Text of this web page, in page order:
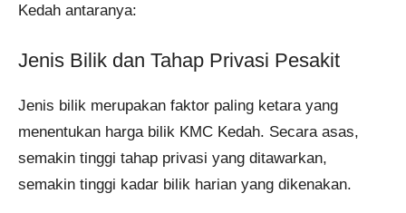
Kedah antaranya:
Jenis Bilik dan Tahap Privasi Pesakit
Jenis bilik merupakan faktor paling ketara yang
menentukan harga bilik KMC Kedah. Secara asas,
semakin tinggi tahap privasi yang ditawarkan,
semakin tinggi kadar bilik harian yang dikenakan.